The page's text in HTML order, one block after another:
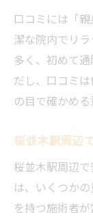
小顔
イド
産
介
通いやす
駅近
説
口コミには「
潔な院内でリ
多く、初めて
だし、口コミ
の目で確かめ
桜並木駅周辺
桜並木駅周辺
は、いくつか
を持つ施術者